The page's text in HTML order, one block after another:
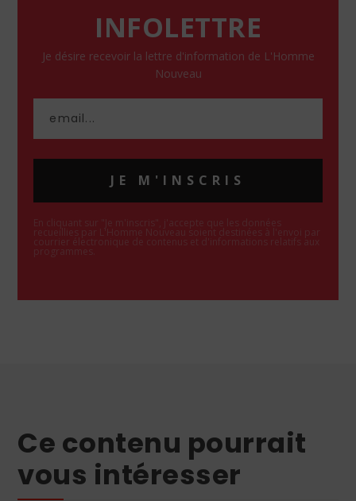
INFOLETTRE
Je désire recevoir la lettre d'information de L'Homme
Nouveau
JE M'INSCRIS
En cliquant sur "Je m'inscris", j'accepte que les données
recueillies par L'Homme Nouveau soient destinées à l'envoi par
courrier électronique de contenus et d'informations relatifs aux
programmes.
Ce contenu pourrait
vous intéresser